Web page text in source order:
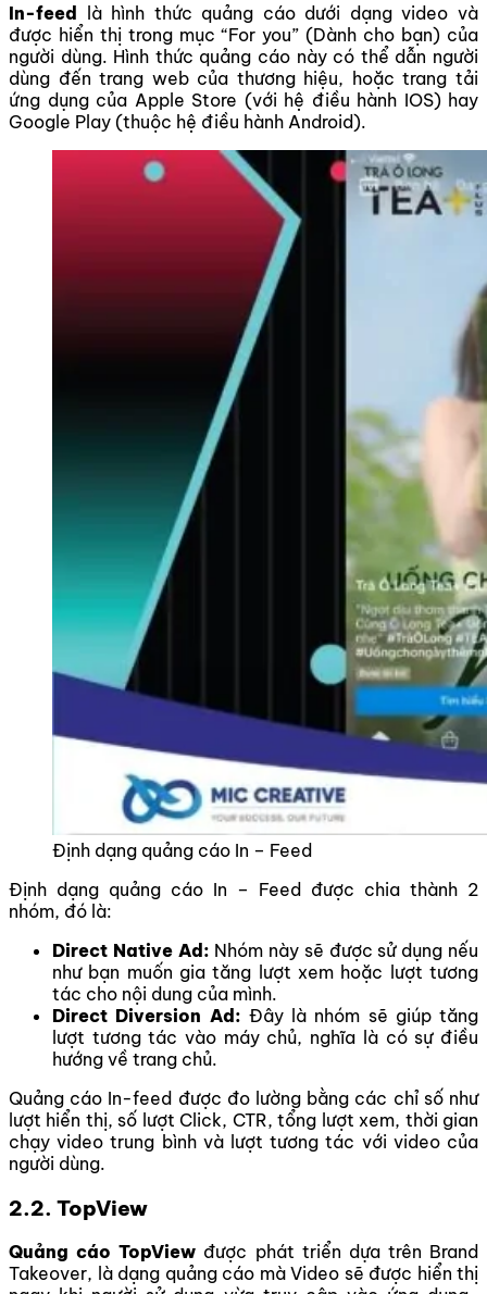
In-feed là hình thức quảng cáo dưới dạng video và
được hiển thị trong mục “For you” (Dành cho bạn) của
người dùng. Hình thức quảng cáo này có thể dẫn người
dùng đến trang web của thương hiệu, hoặc trang tải
ứng dụng của Apple Store (với hệ điều hành IOS) hay
Google Play (thuộc hệ điều hành Android).
Định dạng quảng cáo In – Feed
Định dạng quảng cáo In – Feed được chia thành 2
nhóm, đó là:
Direct Native Ad: Nhóm này sẽ được sử dụng nếu
như bạn muốn gia tăng lượt xem hoặc lượt tương
tác cho nội dung của mình.
Direct Diversion Ad: Đây là nhóm sẽ giúp tăng
lượt tương tác vào máy chủ, nghĩa là có sự điều
hướng về trang chủ.
Quảng cáo In-feed được đo lường bằng các chỉ số như
lượt hiển thị, số lượt Click, CTR, tổng lượt xem, thời gian
chạy video trung bình và lượt tương tác với video của
người dùng.
2.2. TopView
Quảng cáo TopView được phát triển dựa trên Brand
Takeover, là dạng quảng cáo mà Video sẽ được hiển thị